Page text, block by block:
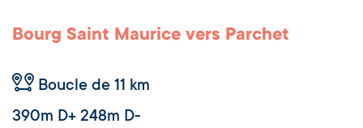
Bourg Saint Maurice vers Parchet
Boucle de 11 km
390m D+ 248m D-